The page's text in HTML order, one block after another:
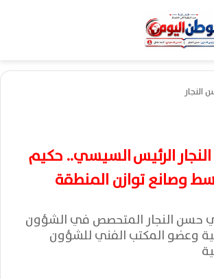
الدخول
النجار
الرئيس السيسي.. حكيم
وصانع توازن المنطقة
حسن النجار المتحصص في الشؤون
وعضو المكتب الفني للشؤون